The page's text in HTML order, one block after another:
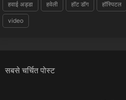
हवाई अड्डा हवेली हॉट डॉग हॉस्पिटल
video
सबसे चर्चित पोस्ट